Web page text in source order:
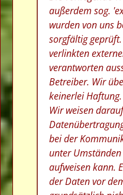
außerdem sog.
wurden von uns
sorgfältig
verlinkten
verantworten
Betreiber. Wir
keinerlei Haftung.
Wir weisen
bei der
unter
aufweisen kann.
der Daten vor